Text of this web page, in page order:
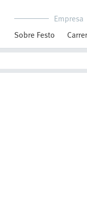
Empresa
Sobre Festo